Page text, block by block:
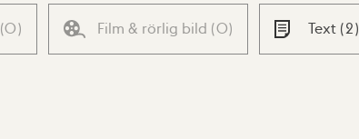
(0) Film & rörlig bild (0) Text (2)